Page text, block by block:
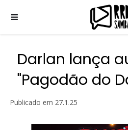
Darlan lança
"Pagodão do
Publicado em 27.1.25